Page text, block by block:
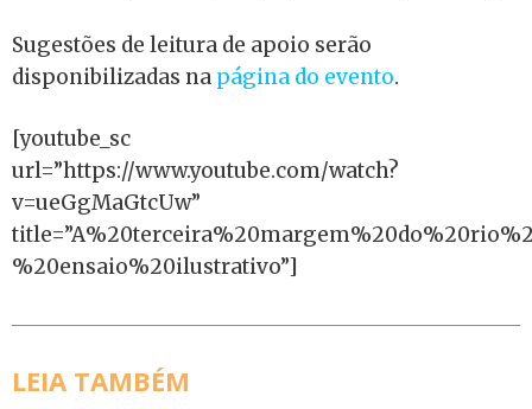
Sugestões de leitura de apoio serão
disponibilizadas na página do evento.
[youtube_sc
url=”https://www.youtube.com/watch?
v=ueGgMaGtcUw”
%20ensaio%20ilustrativo”]
LEIA TAMBÉM